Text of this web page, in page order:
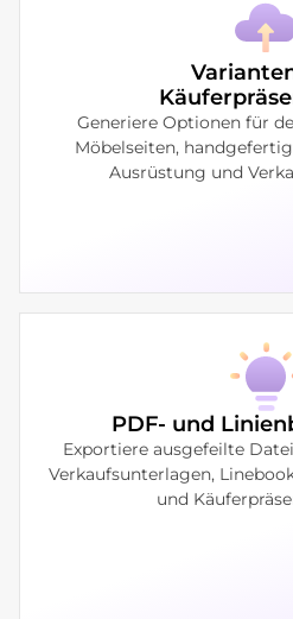
Generiere Optionen für
Möbelseiten,
Ausrüstung und
PDF- und
Exportiere ausgefeilte
Verkaufsunterlagen,
und